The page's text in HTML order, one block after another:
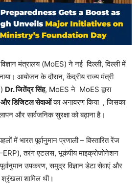
मंत्रालय (MoES) ने नई दिल्ली, दिल्ली में
आयोजन के दौरान, केंद्रीय राज्य मंत्री
Dr. जितेंद्र सिंह, MoES ने MoES द्वारा
और डिजिटल सेवाओंका अनावरण किया , जिसका
और सार्वजनिक सुरक्षा को बढ़ाना है।
में भारत पूर्वानुमान प्रणाली – विस्तारित रेंज
ERP), तरंग एटलस, भूकंपीय माइक्रोजोनेशन
उपकरण, समुद्र विज्ञान डेटा सेवाएं और
शामिल थी।